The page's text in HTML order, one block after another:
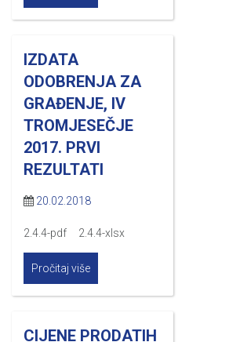
IZDATA
ODOBRENJA ZA
GRAĐENJE, IV
TROMJESEČJE
2017. PRVI
REZULTATI
20.02.2018
2.4.4-pdf 2.4.4-xlsx
Pročitaj više
CIJENE PRODATIH